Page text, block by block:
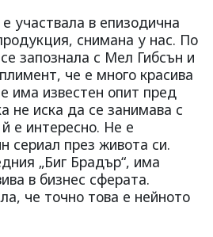
участвала в епизодична
снимана у нас. По
запознала с Мел Гибсън и
че е много красива
има известен опит пред
не иска да се занимава с
е интересно. Не е
сериал през живота си.
„Биг Брадър“, има
в бизнес сферата.
че точно това е нейното